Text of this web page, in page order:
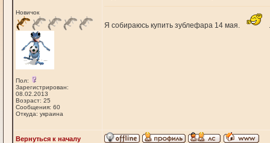
Новичок
Пол:
Зарегистрирован:
08.02.2013
Возраст: 25
Сообщения: 60
Откуда: украина
Я собираюсь купить зублефара 14 мая.
Вернуться к началу